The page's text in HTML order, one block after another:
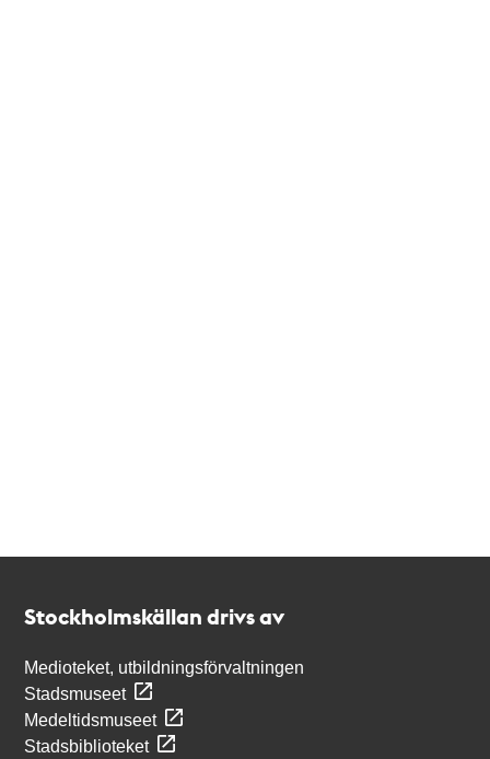
Stockholmskällan drivs av
Medioteket, utbildningsförvaltningen
Stadsmuseet
Medeltidsmuseet
Stadsbiblioteket